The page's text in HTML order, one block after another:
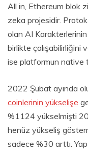
All in, Ethereum blok
zeka projesidir.
olan AI Karakterlerinin
birlikte çalışabilirliğini
ise platformun native
2022 Şubat ayında
coinlerinin yükselişe
%1124 yükselmişti
henüz yükseliş
sadece %30 arttı.